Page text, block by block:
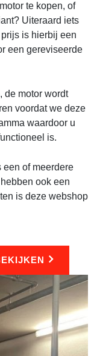
te kopen, of
Uiteraard iets
is hierbij een
een gereviseerde
de motor wordt
voordat we deze
waardoor u
is.
een of meerdere
ook een
is deze webshop